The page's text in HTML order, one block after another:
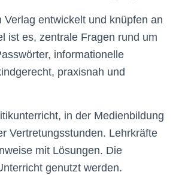
entwickelt und knüpfen an
ist es, zentrale Fragen rund um
informationelle
praxisnah und
in der Medienbildung
Vertretungsstunden. Lehrkräfte
mit Lösungen. Die
genutzt werden.